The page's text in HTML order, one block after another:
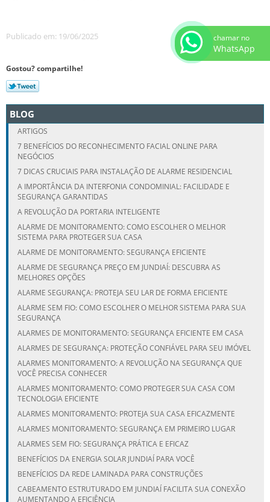
Publicado em: 19/06/2025
Gostou? compartilhe!
BLOG
ARTIGOS
7 BENEFÍCIOS DO RECONHECIMENTO FACIAL ONLINE PARA
NEGÓCIOS
7 DICAS CRUCIAIS PARA INSTALAÇÃO DE ALARME RESIDENCIAL
A IMPORTÂNCIA DA INTERFONIA CONDOMINIAL: FACILIDADE E
SEGURANÇA GARANTIDAS
A REVOLUÇÃO DA PORTARIA INTELIGENTE
ALARME DE MONITORAMENTO: COMO ESCOLHER O MELHOR
SISTEMA PARA PROTEGER SUA CASA
ALARME DE MONITORAMENTO: SEGURANÇA EFICIENTE
ALARME DE SEGURANÇA PREÇO EM JUNDIAÍ: DESCUBRA AS
MELHORES OPÇÕES
ALARME SEGURANÇA: PROTEJA SEU LAR DE FORMA EFICIENTE
ALARME SEM FIO: COMO ESCOLHER O MELHOR SISTEMA PARA SUA
SEGURANÇA
ALARMES DE MONITORAMENTO: SEGURANÇA EFICIENTE EM CASA
ALARMES DE SEGURANÇA: PROTEÇÃO CONFIÁVEL PARA SEU IMÓVEL
ALARMES MONITORAMENTO: A REVOLUÇÃO NA SEGURANÇA QUE
VOCÊ PRECISA CONHECER
ALARMES MONITORAMENTO: COMO PROTEGER SUA CASA COM
TECNOLOGIA EFICIENTE
ALARMES MONITORAMENTO: PROTEJA SUA CASA EFICAZMENTE
ALARMES MONITORAMENTO: SEGURANÇA EM PRIMEIRO LUGAR
ALARMES SEM FIO: SEGURANÇA PRÁTICA E EFICAZ
BENEFÍCIOS DA ENERGIA SOLAR JUNDIAÍ PARA VOCÊ
BENEFÍCIOS DA REDE LAMINADA PARA CONSTRUÇÕES
CABEAMENTO ESTRUTURADO EM JUNDIAÍ FACILITA SUA CONEXÃO
AUMENTANDO A EFICIÊNCIA
chamar no
WhatsApp